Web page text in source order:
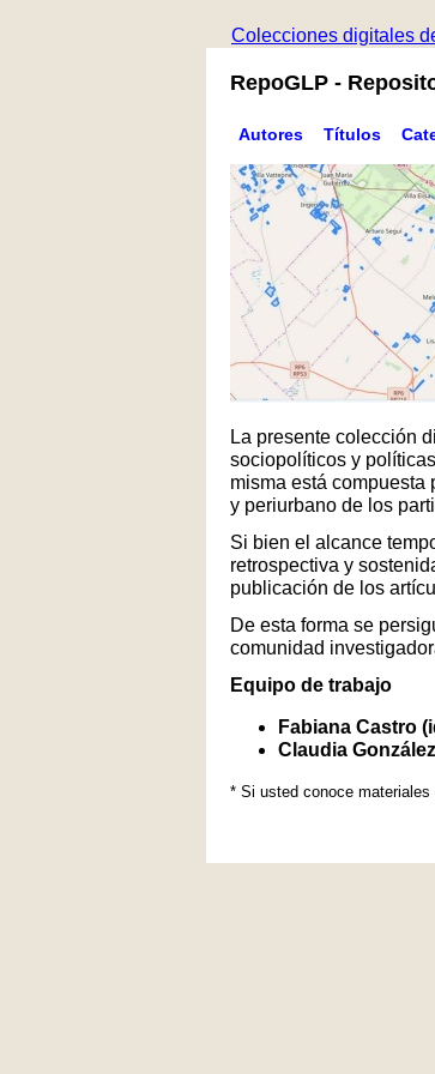
Colecciones digitales
RepoGLP -
Autores Títulos
La presente colección
sociopolíticos y
misma está
y periurbano de los
Si bien el alcance
retrospectiva y
publicación de los
De esta forma se
comunidad
Equipo de trabajo
Fabiana Castro
Claudia
* Si usted conoce